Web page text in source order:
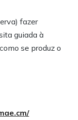
fazer
guiada à
se produz o